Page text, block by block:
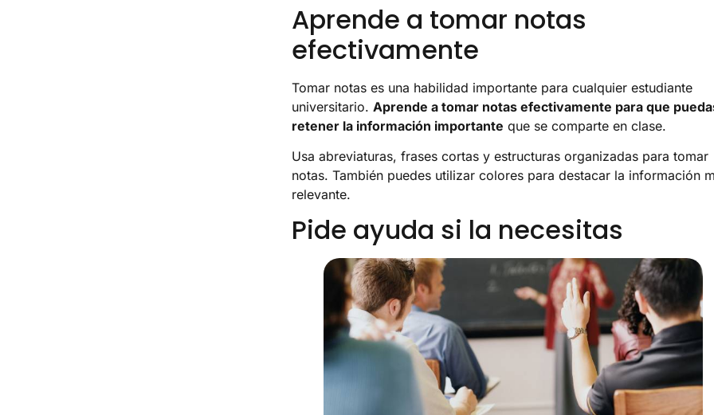
Aprende a tomar notas
efectivamente
Tomar notas es una habilidad importante para cualquier estudiante
universitario. Aprende a tomar notas efectivamente para que
retener la información importante que se comparte en clase.
Usa abreviaturas, frases cortas y estructuras organizadas para tomar
notas. También puedes utilizar colores para destacar la información
relevante.
Pide ayuda si la necesitas